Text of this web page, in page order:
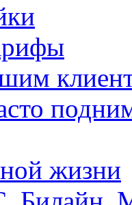
жизни